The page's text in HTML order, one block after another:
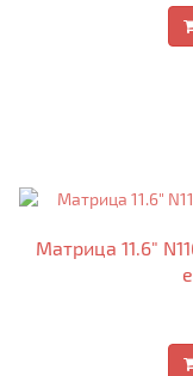
Матрица 11.6"